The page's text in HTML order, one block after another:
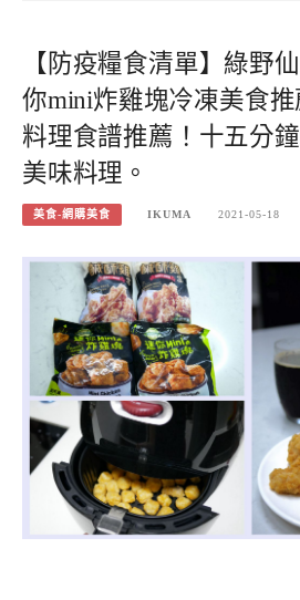
【防疫糧食清單】綠野
你mini炸雞塊冷凍美食
料理食譜推薦！十五分
美味料理。
美食-網購美食 IKUMA 2021-05-18